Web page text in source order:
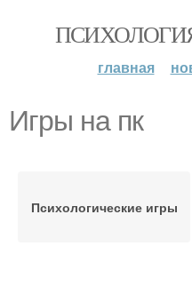
главная
Игры на пк
Психологические игры